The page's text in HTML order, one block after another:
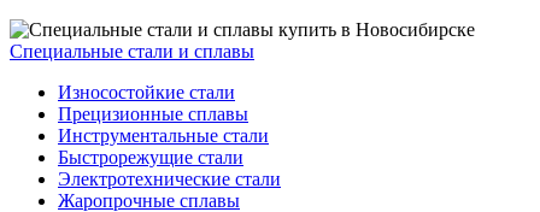
Специальные стали и сплавы
Износостойкие стали
Прецизионные сплавы
Инструментальные стали
Быстрорежущие стали
Электротехнические стали
Жаропрочные сплавы